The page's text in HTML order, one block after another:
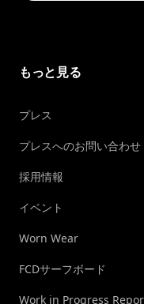
もっと見る
プレス
プレスへのお問い合わせ
採用情報
イベント
Worn Wear
FCDサーフボード
Work in Progress